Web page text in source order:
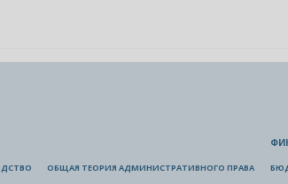
ОБЩАЯ ТЕОРИЯ АДМИНИСТРАТИВНОГО ПРАВА